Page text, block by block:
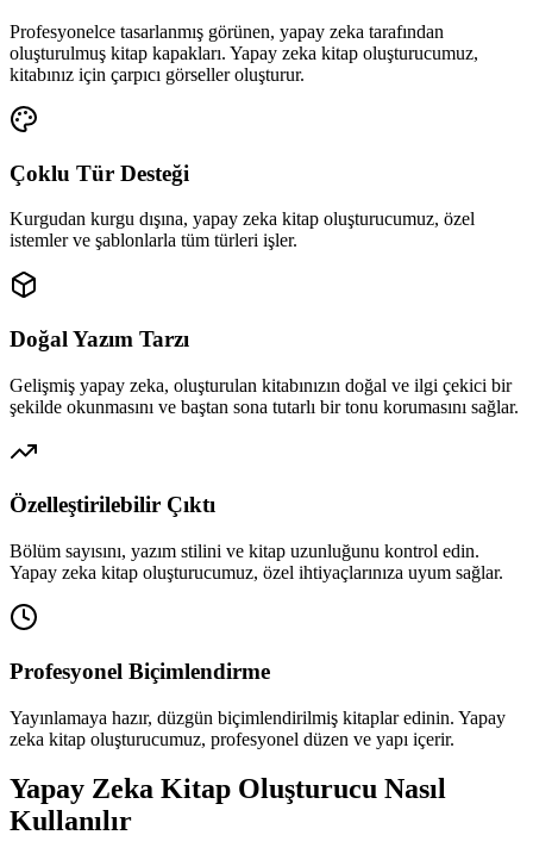
Profesyonelce tasarlanmış görünen, yapay zeka tarafından
oluşturulmuş kitap kapakları. Yapay zeka kitap oluşturucumuz,
kitabınız için çarpıcı görseller oluşturur.
Çoklu Tür Desteği
Kurgudan kurgu dışına, yapay zeka kitap oluşturucumuz, özel
istemler ve şablonlarla tüm türleri işler.
Doğal Yazım Tarzı
Gelişmiş yapay zeka, oluşturulan kitabınızın doğal ve ilgi çekici bir
şekilde okunmasını ve baştan sona tutarlı bir tonu korumasını sağlar.
Özelleştirilebilir Çıktı
Bölüm sayısını, yazım stilini ve kitap uzunluğunu kontrol edin.
Yapay zeka kitap oluşturucumuz, özel ihtiyaçlarınıza uyum sağlar.
Profesyonel Biçimlendirme
Yayınlamaya hazır, düzgün biçimlendirilmiş kitaplar edinin. Yapay
zeka kitap oluşturucumuz, profesyonel düzen ve yapı içerir.
Yapay Zeka Kitap Oluşturucu Nasıl
Kullanılır